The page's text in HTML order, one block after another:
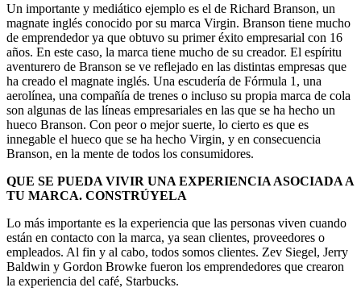
Un importante y mediático ejemplo es el de Richard Branson, un
magnate inglés conocido por su marca Virgin. Branson tiene mucho
de emprendedor ya que obtuvo su primer éxito empresarial con 16
años. En este caso, la marca tiene mucho de su creador. El espíritu
aventurero de Branson se ve reflejado en las distintas empresas que
ha creado el magnate inglés. Una escudería de Fórmula 1, una
aerolínea, una compañía de trenes o incluso su propia marca de cola
son algunas de las líneas empresariales en las que se ha hecho un
hueco Branson. Con peor o mejor suerte, lo cierto es que es
innegable el hueco que se ha hecho Virgin, y en consecuencia
Branson, en la mente de todos los consumidores.
QUE SE PUEDA VIVIR UNA EXPERIENCIA ASOCIADA A
TU MARCA. CONSTRÚYELA
Lo más importante es la experiencia que las personas viven cuando
están en contacto con la marca, ya sean clientes, proveedores o
empleados. Al fin y al cabo, todos somos clientes. Zev Siegel, Jerry
Baldwin y Gordon Browke fueron los emprendedores que crearon
la experiencia del café, Starbucks.